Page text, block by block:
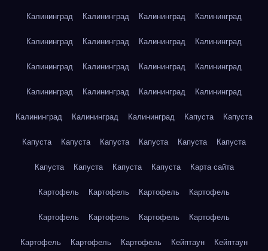
Калининград Калининград Калининград Калининград
Калининград Калининград Калининград Калининград
Калининград Калининград Калининград Калининград
Калининград Калининград Калининград Калининград
Калининград Калининград Калининград Капуста Капуста
Капуста Капуста Капуста Капуста Капуста Капуста
Капуста Капуста Капуста Капуста Карта сайта
Картофель Картофель Картофель Картофель
Картофель Картофель Картофель Картофель
Картофель Картофель Картофель Кейптаун Кейптаун